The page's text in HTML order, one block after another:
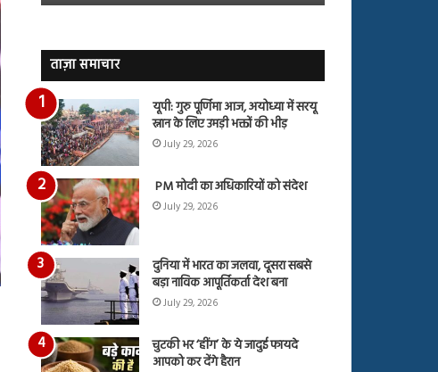
जारी,
बहस
का
ताज़ा समाचार
यूपी: गुरु पूर्णिमा आज, अयोध्या में सरयू
स्नान के लिए उमड़ी भक्तों की भीड़
July 29, 2026
PM मोदी का अधिकारियों को संदेश
July 29, 2026
दुनिया में भारत का जलवा, दूसरा सबसे
बड़ा नाविक आपूर्तिकर्ता देश बना
July 29, 2026
चुटकी भर ‘हींग’ के ये जादुई फायदे
आपको कर देंगे हैरान